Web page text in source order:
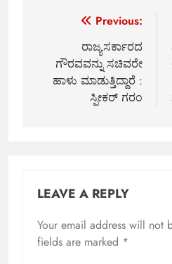
navigation
Previous:
ರಾಜ್ಯಸರ್ಕಾರದ
ಗೌರವವನ್ನು ಸಚಿವರೇ
ಹಾಳು ಮಾಡುತ್ತಿದ್ದಾರೆ :
ಸ್ಪೀಕರ್ ಗರಂ
LEAVE A REPLY
Your email address will not
fields are marked *